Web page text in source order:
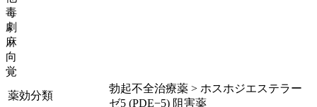
毒
劇
麻
向
覚
薬効分類
勃起不全治療薬 > ホスホジエステラー
ゼ5 (PDE−5) 阻害薬